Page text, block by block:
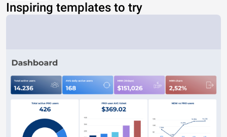
Inspiring templates to try